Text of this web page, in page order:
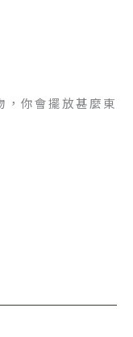
，你會擺放甚麼東